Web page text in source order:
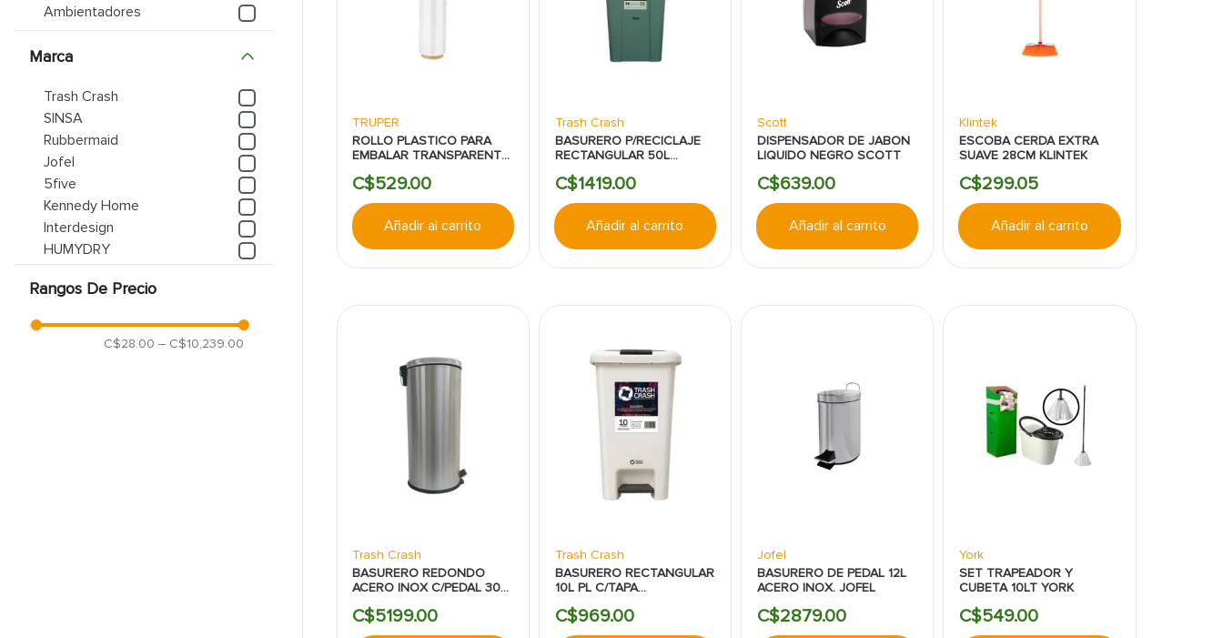
Ambientadores
Marca
Trash Crash
SINSA
Rubbermaid
Jofel
5five
Kennedy Home
Interdesign
HUMYDRY
Klintek
Mostrar 94 más
Rangos De Precio
C$28.00 – C$10,239.00
TRUPER
ROLLO PLASTICO PARA
EMBALAR TRANSPARENTE
C$529.00
Añadir al carrito
Trash Crash
BASURERO P/RECICLAJE
RECTANGULAR 50L
CRASH
C$1419.00
Añadir al carrito
Scott
DISPENSADOR DE JABON
LIQUIDO NEGRO SCOTT
C$639.00
Añadir al carrito
Klintek
ESCOBA CERDA EXTRA
SUAVE 28CM KLINTEK
C$299.05
Añadir al carrito
Trash Crash
BASURERO REDONDO
ACERO INOX C/PEDAL 30L
C$5199.00
Trash Crash
BASURERO RECTANGULAR
10L PL C/TAPA
TRASH CRASH.
C$969.00
Jofel
BASURERO DE PEDAL 12L
ACERO INOX. JOFEL
C$2879.00
York
SET TRAPEADOR Y
CUBETA 10LT YORK
C$549.00